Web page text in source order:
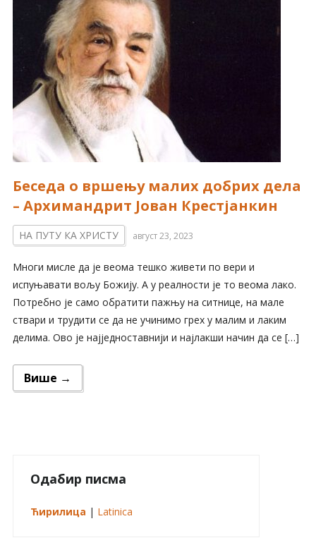
Беседа о вршењу малих добрих дела
– Архимандрит Јован Крестјанкин
НА ПУТУ КА ХРИСТУ август 23, 2023
Многи мисле да је веома тешко живети по вери и
испуњавати вољу Божију. А у реалности је то веома лако.
Потребно је само обратити пажњу на ситнице, на мале
ствари и трудити се да не учинимо грех у малим и лаким
делима. Ово је најједноставнији и најлакши начин да се […]
Више →
Одабир писма
Ћирилица | Latinica